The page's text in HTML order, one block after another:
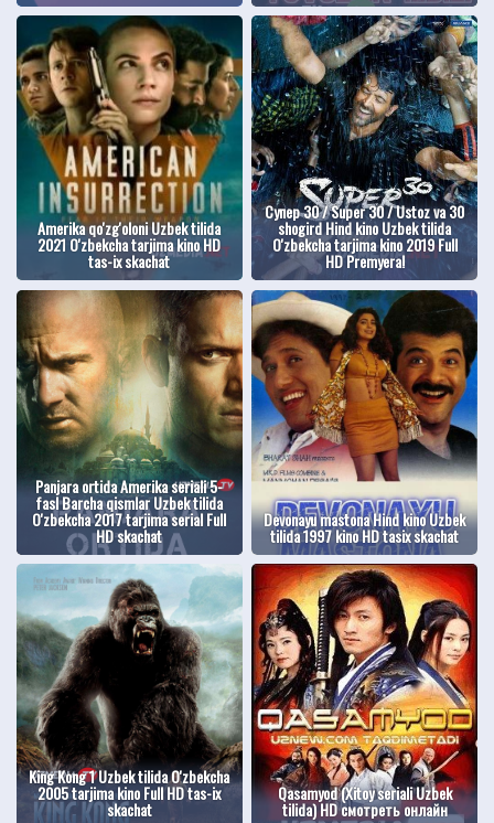
Amerika qo'zg'oloni Uzbek tilida
2021 O'zbekcha tarjima kino HD
tas-ix skachat
Супер 30 / Super 30 / Ustoz va 30
shogird Hind kino Uzbek tilida
O'zbekcha tarjima kino 2019 Full
HD Premyera!
Panjara ortida Amerika seriali 5-
fasl Barcha qismlar Uzbek tilida
O'zbekcha 2017 tarjima serial Full
HD skachat
Devonayu mastona Hind kino Uzbek
tilida 1997 kino HD tasix skachat
King Kong 1 Uzbek tilida O'zbekcha
2005 tarjima kino Full HD tas-ix
skachat
Qasamyod (Xitoy seriali Uzbek
tilida) HD смотреть онлайн